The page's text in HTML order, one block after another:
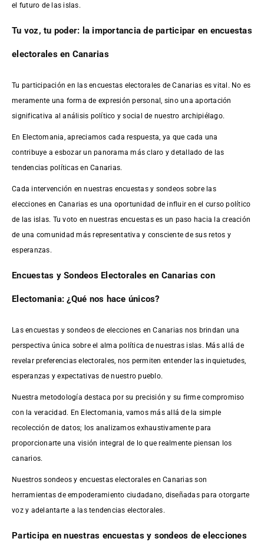
el futuro de las islas.
Tu voz, tu poder: la importancia de participar en encuestas
electorales en Canarias
Tu participación en las encuestas electorales de Canarias es vital. No es
meramente una forma de expresión personal, sino una aportación
significativa al análisis político y social de nuestro archipiélago.
En Electomania, apreciamos cada respuesta, ya que cada una
contribuye a esbozar un panorama más claro y detallado de las
tendencias políticas en Canarias.
Cada intervención en nuestras encuestas y sondeos sobre las
elecciones en Canarias es una oportunidad de influir en el curso político
de las islas. Tu voto en nuestras encuestas es un paso hacia la creación
de una comunidad más representativa y consciente de sus retos y
esperanzas.
Encuestas y Sondeos Electorales en Canarias con
Electomania: ¿Qué nos hace únicos?
Las encuestas y sondeos de elecciones en Canarias nos brindan una
perspectiva única sobre el alma política de nuestras islas. Más allá de
revelar preferencias electorales, nos permiten entender las inquietudes,
esperanzas y expectativas de nuestro pueblo.
Nuestra metodología destaca por su precisión y su firme compromiso
con la veracidad. En Electomania, vamos más allá de la simple
recolección de datos; los analizamos exhaustivamente para
proporcionarte una visión integral de lo que realmente piensan los
canarios.
Nuestros sondeos y encuestas electorales en Canarias son
herramientas de empoderamiento ciudadano, diseñadas para otorgarte
voz y adelantarte a las tendencias electorales.
Participa en nuestras encuestas y sondeos de elecciones